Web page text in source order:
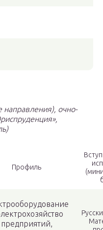
направления), очно-
Профиль
предприятий,